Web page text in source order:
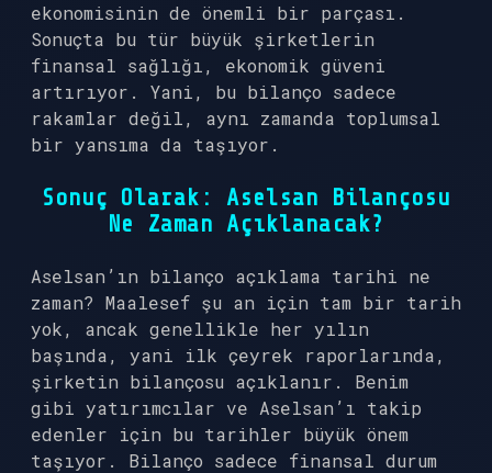
ekonomisinin de önemli bir parçası.
Sonuçta bu tür büyük şirketlerin
finansal sağlığı, ekonomik güveni
artırıyor. Yani, bu bilanço sadece
rakamlar değil, aynı zamanda toplumsal
bir yansıma da taşıyor.
Sonuç Olarak: Aselsan Bilançosu
Ne Zaman Açıklanacak?
Aselsan’ın bilanço açıklama tarihi ne
zaman? Maalesef şu an için tam bir tarih
yok, ancak genellikle her yılın
başında, yani ilk çeyrek raporlarında,
şirketin bilançosu açıklanır. Benim
gibi yatırımcılar ve Aselsan’ı takip
edenler için bu tarihler büyük önem
taşıyor. Bilanço sadece finansal durum